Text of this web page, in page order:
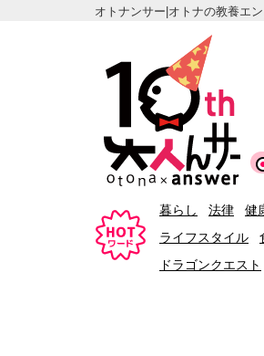
オトナンサー|オトナの教養エ
暮らし 法律 健
ライフスタイル
ドラゴンクエスト